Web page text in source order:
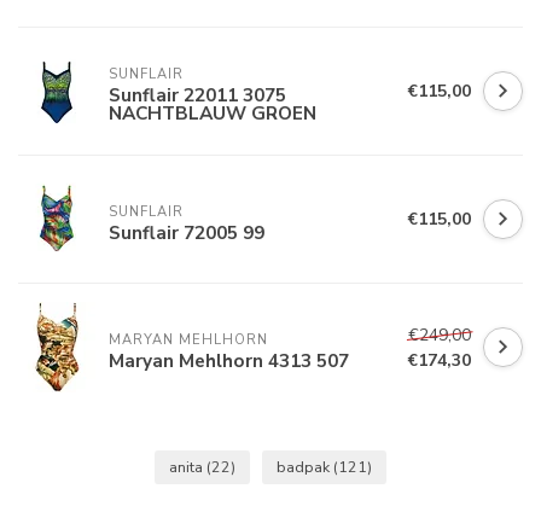
SUNFLAIR
Sunflair 22011 3075
NACHTBLAUW GROEN
€115,00
SUNFLAIR
Sunflair 72005 99 €115,00
MARYAN MEHLHORN
Maryan Mehlhorn 4313 507
€249,00
€174,30
anita (22) badpak (121)